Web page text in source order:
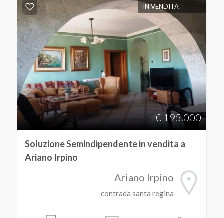
IN VENDITA
€ 195.000
Soluzione Semindipendente in vendita a
Ariano Irpino
Ariano Irpino
contrada santa regina